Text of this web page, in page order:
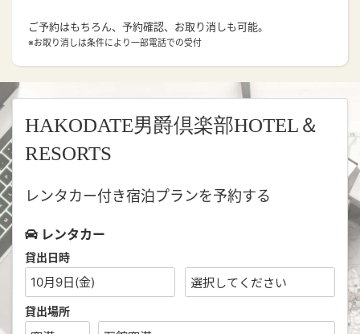
ご予約はもちろん、予約確認、お取り消しも可能。
※お取り消しは条件により一部電話での受付
HAKODATE男爵倶楽部HOTEL＆
RESORTS
レンタカー付き宿泊プランを予約する
レンタカー
貸出日時
10月9日(金)
貸出場所